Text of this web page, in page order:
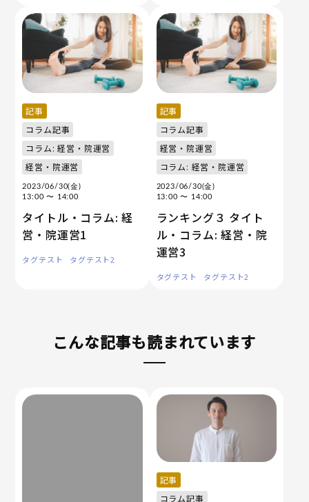
記事
コラム記事
コラム: 経営・院運営
経営・院運営
2023/06/30(金)
13:00〜 14:00
タイトル・コラム: 経
営・院運営1
タグテスト タグテスト2
記事
コラム記事
経営・院運営
コラム: 経営・院運営
2023/06/30(金)
13:00〜 14:00
ランキング３ タイト
ル・コラム: 経営・院
運営3
タグテスト タグテスト2
こんな記事も読まれています
記事
コラム記事